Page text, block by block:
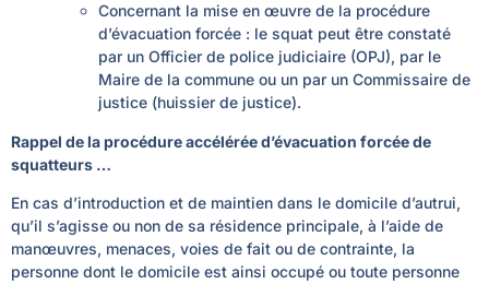
Concernant la mise en œuvre de la procédure
d’évacuation forcée : le squat peut être constaté
par un Officier de police judiciaire (OPJ), par le
Maire de la commune ou un par un Commissaire de
justice (huissier de justice).
Rappel de la procédure accélérée d’évacuation forcée de
squatteurs …
En cas d’introduction et de maintien dans le domicile d’autrui,
qu’il s’agisse ou non de sa résidence principale, à l’aide de
manœuvres, menaces, voies de fait ou de contrainte, la
personne dont le domicile est ainsi occupé ou toute personne